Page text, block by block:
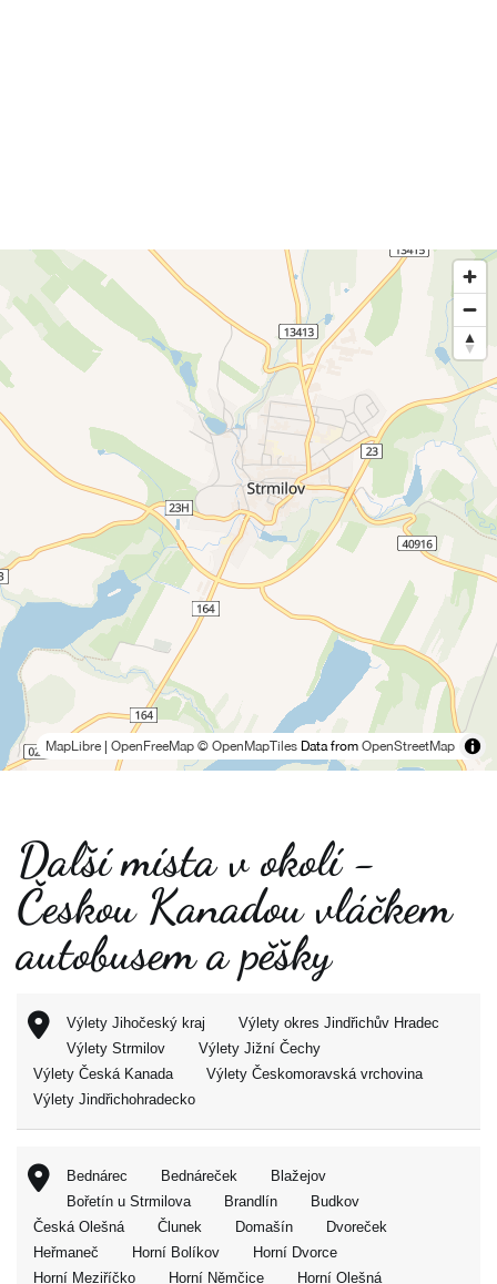
MapLibre OpenFreeMap © OpenMapTiles Data from OpenStreetMap
Další místa v okolí -
Českou Kanadou vláčkem
autobusem a pěšky
Výlety Jihočeský kraj
Výlety okres Jindřichův Hradec
Výlety Strmilov
Výlety Jižní Čechy
Výlety Česká Kanada
Výlety Českomoravská vrchovina
Výlety Jindřichohradecko
Bednárec Bednáreček
Blažejov
Bořetín u Strmilova
Brandlín
Budkov
Česká Olešná
Člunek Domašín
Dvoreček
Heřmaneč
Horní Bolíkov
Horní Dvorce
Horní Meziříčko
Horní Němčice Horní Olešná